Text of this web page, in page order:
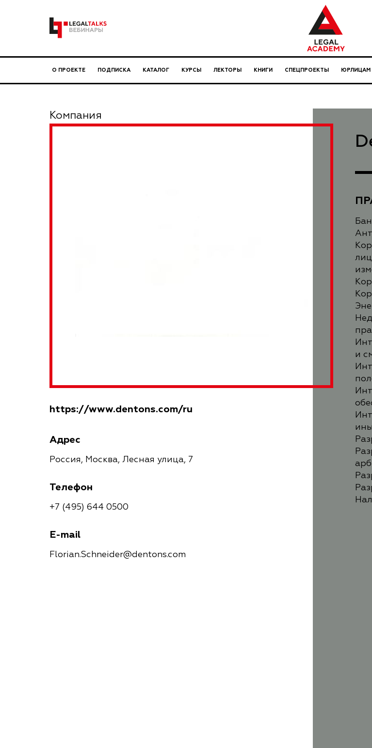
О ПРОЕКТЕ ПОДПИСКА КАТАЛОГ КУРСЫ ЛЕКТОРЫ КНИГИ СПЕЦПРОЕКТЫ ЮРЛИЦАМ
Компания
https://www.dentons.com/ru
Адрес
Россия, Москва, Лесная улица, 7
Телефон
+7 (495) 644 0500
E-mail
Florian.Schneider@dentons.com
и